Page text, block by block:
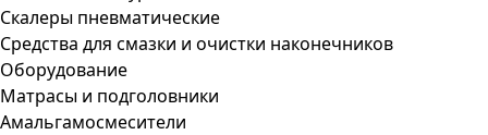
Скалеры пневматические
Средства для смазки и очистки наконечников
Оборудование
Матрасы и подголовники
Амальгамосмесители